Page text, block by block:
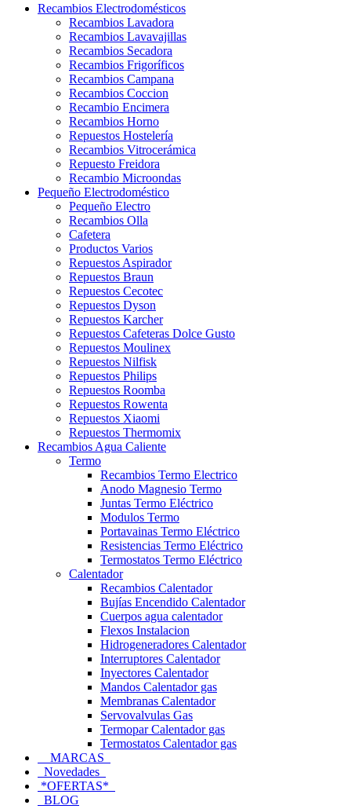
Recambios Electrodomésticos
Recambios Lavadora
Recambios Lavavajillas
Recambios Secadora
Recambios Frigoríficos
Recambios Campana
Recambios Coccion
Recambio Encimera
Recambios Horno
Repuestos Hostelería
Recambios Vitrocerámica
Repuesto Freidora
Recambio Microondas
Pequeño Electrodoméstico
Pequeño Electro
Recambios Olla
Cafetera
Productos Varios
Repuestos Aspirador
Repuestos Braun
Repuestos Cecotec
Repuestos Dyson
Repuestos Karcher
Repuestos Cafeteras Dolce Gusto
Repuestos Moulinex
Repuestos Nilfisk
Repuestos Philips
Repuestos Roomba
Repuestos Rowenta
Repuestos Xiaomi
Repuestos Thermomix
Recambios Agua Caliente
Termo
Recambios Termo Electrico
Anodo Magnesio Termo
Juntas Termo Eléctrico
Modulos Termo
Portavainas Termo Eléctrico
Resistencias Termo Eléctrico
Termostatos Termo Eléctrico
Calentador
Recambios Calentador
Bujías Encendido Calentador
Cuerpos agua calentador
Flexos Instalacion
Hidrogeneradores Calentador
Interruptores Calentador
Inyectores Calentador
Mandos Calentador gas
Membranas Calentador
Servovalvulas Gas
Termopar Calentador gas
Termostatos Calentador gas
MARCAS
Novedades
*OFERTAS*
BLOG